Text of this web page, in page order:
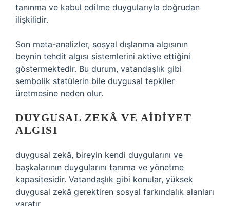
tanınma ve kabul edilme duygularıyla doğrudan
ilişkilidir.
Son meta-analizler, sosyal dışlanma algısının
beynin tehdit algısı sistemlerini aktive ettiğini
göstermektedir. Bu durum, vatandaşlık gibi
sembolik statülerin bile duygusal tepkiler
üretmesine neden olur.
DUYGUSAL ZEKÂ VE AIDIYET
ALGISI
duygusal zekâ, bireyin kendi duygularını ve
başkalarının duygularını tanıma ve yönetme
kapasitesidir. Vatandaşlık gibi konular, yüksek
duygusal zekâ gerektiren sosyal farkındalık alanları
yaratır.